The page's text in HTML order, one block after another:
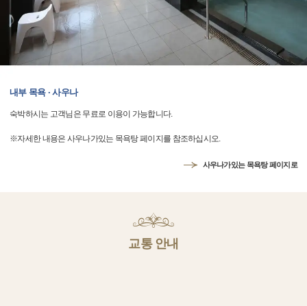
내부 목욕 · 사우나
숙박하시는 고객님은 무료로 이용이 가능합니다.
※자세한 내용은 사우나가있는 목욕탕 페이지를 참조하십시오.
사우나가있는 목욕탕 페이지로
교통 안내